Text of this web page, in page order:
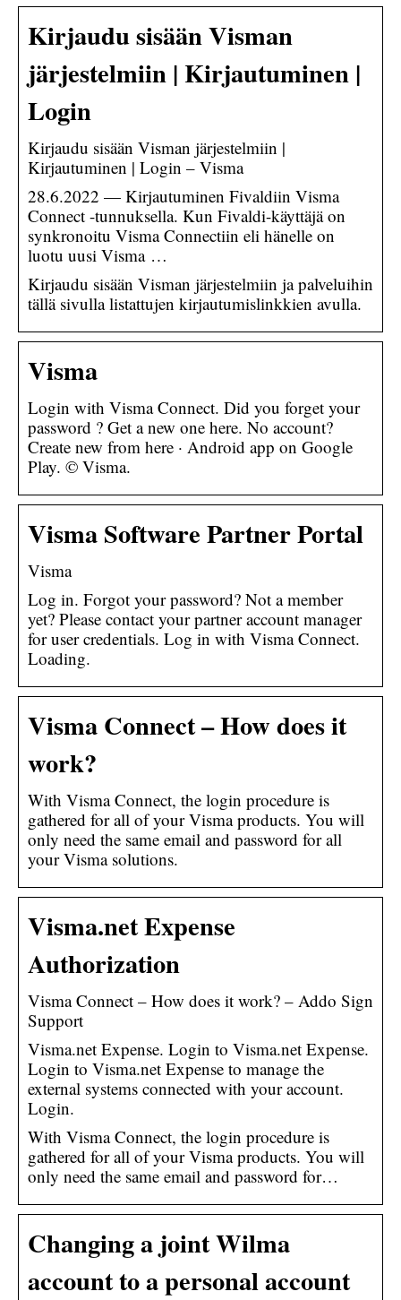
Kirjaudu sisään Visman
järjestelmiin | Kirjautuminen |
Login
Kirjaudu sisään Visman järjestelmiin |
Kirjautuminen | Login – Visma
28.6.2022 — Kirjautuminen Fivaldiin Visma
Connect -tunnuksella. Kun Fivaldi-käyttäjä on
synkronoitu Visma Connectiin eli hänelle on
luotu uusi Visma …
Kirjaudu sisään Visman järjestelmiin ja palveluihin
tällä sivulla listattujen kirjautumislinkkien avulla.
Visma
Login with Visma Connect. Did you forget your
password ? Get a new one here. No account?
Create new from here · Android app on Google
Play. © Visma.
Visma Software Partner Portal
Visma
Log in. Forgot your password? Not a member
yet? Please contact your partner account manager
for user credentials. Log in with Visma Connect.
Loading.
Visma Connect – How does it
work?
With Visma Connect, the login procedure is
gathered for all of your Visma products. You will
only need the same email and password for all
your Visma solutions.
Visma.net Expense
Authorization
Visma Connect – How does it work? – Addo Sign
Support
Visma.net Expense. Login to Visma.net Expense.
Login to Visma.net Expense to manage the
external systems connected with your account.
Login.
With Visma Connect, the login procedure is
gathered for all of your Visma products. You will
only need the same email and password for…
Changing a joint Wilma
account to a personal account